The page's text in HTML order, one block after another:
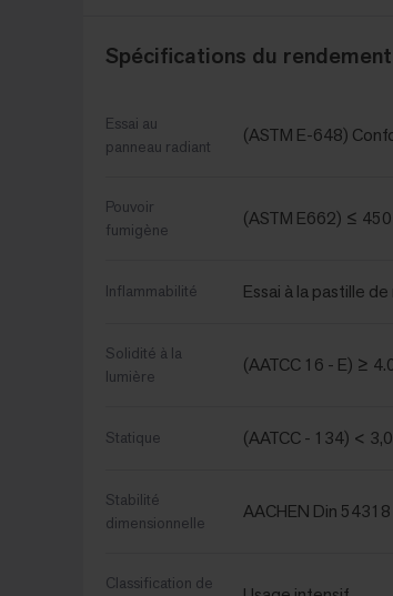
Spécifications du rendement
Essai au
panneau radiant
(ASTM E-648)
Pouvoir
fumigène
(ASTM E662) ≤ 450
Inflammabilité Essai à la pastille
Solidité à la
lumière
(AATCC 16 - E) ≥
Statique (AATCC - 134) <
Stabilité
dimensionnelle
AACHEN Din
Classification de